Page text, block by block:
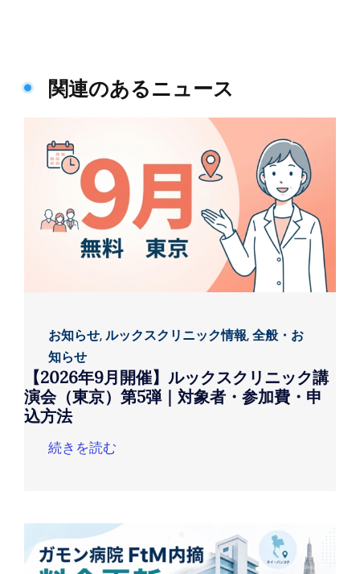
関連のあるニュース
お知らせ,ルックスクリニック情報,全般・お
知らせ
【2026年9月開催】ルックスクリニック講
演会（東京）第5弾｜対象者・参加費・申
込方法
続きを読む